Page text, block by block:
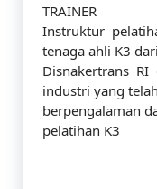
TRAINER
Instruktur
tenaga ahli K3 dari
Disnakertrans RI
industri yang telah
berpengalaman
pelatihan K3